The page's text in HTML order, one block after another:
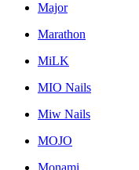
Major
Marathon
MiLK
MIO Nails
Miw Nails
MOJO
Monami